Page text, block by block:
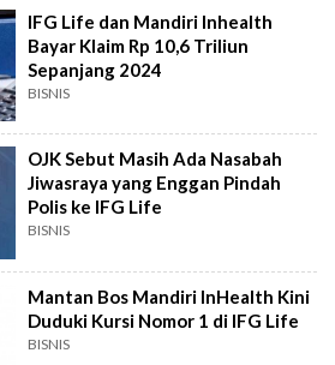
IFG Life dan Mandiri Inhealth
Bayar Klaim Rp 10,6 Triliun
Sepanjang 2024
BISNIS
OJK Sebut Masih Ada Nasabah
Jiwasraya yang Enggan Pindah
Polis ke IFG Life
BISNIS
Mantan Bos Mandiri InHealth Kini
Duduki Kursi Nomor 1 di IFG Life
BISNIS